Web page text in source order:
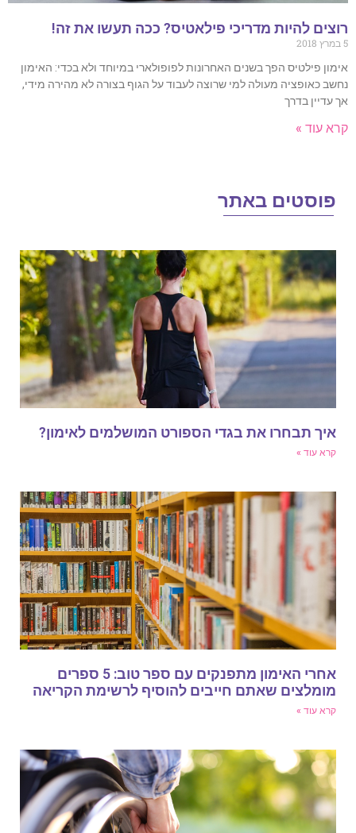
להיות מדריכי פילאטיס? ככה תעשו את זה!
פילטיס הפך בשנים האחרונות לפופולארי במיוחד ולא בכדי: האימון
כאופציה מעולה למי שרוצה לעבוד על הגוף בצורה לא מהירה מידי,
בדרך
עוד »
באתר
תבחרו את בגדי הספורט המושלמים לאימון?
עוד »
אחרי האימון מתפנקים עם ספר טוב: 5 ספרים
שאתם חייבים להוסיף לרשימת הקריאה
עוד »